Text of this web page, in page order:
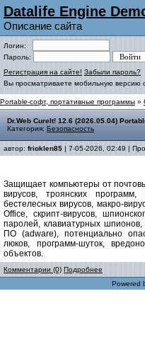
Datalife Engine
Описание сайта
Логин:
Пароль:
Регистрация на сайте! Забыли пароль?
Вы просматриваете мобильную версию
Portable-софт, портативные программы »
Dr.Web CureIt! 12.6 (2026.05.04)
Категория: Безопасность
автор: frioklen85 | 7-05-2026, 02:49 |
Защищает компьютеры от
вирусов, троянских программ,
бестелесных вирусов, макро-
Office, скрипт-вирусов,
паролей, клавиатурных шпионов,
ПО (adware), потенциально
люков, программ-шуток,
объектов.
Комментарии (0) Подробнее
Powered